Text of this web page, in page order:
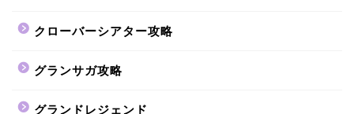
クローバーシアター攻略
グランサガ攻略
グランドレジェンド